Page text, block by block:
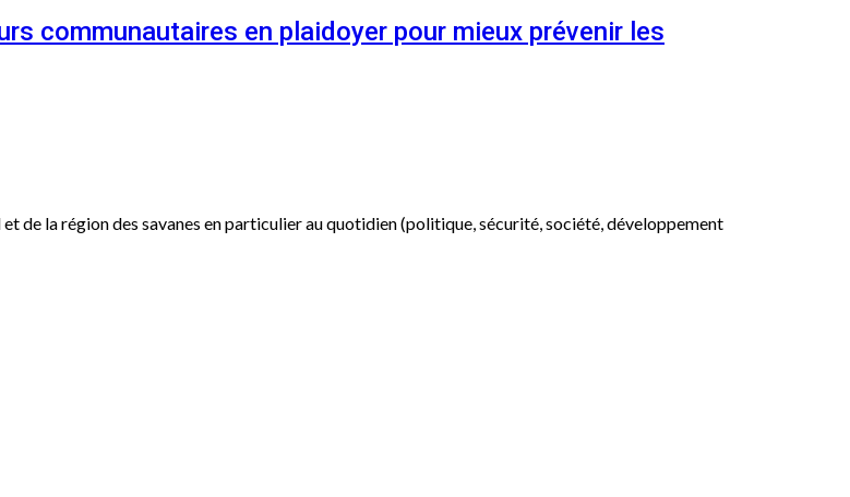
communautaires en plaidoyer pour mieux prévenir les
de la région des savanes en particulier au quotidien (politique, sécurité, société, développement